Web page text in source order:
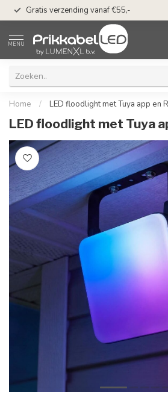
Gratis verzending vanaf €55,-
MENU
Home / LED floodlight met Tuya app en
LED floodlight met Tuya